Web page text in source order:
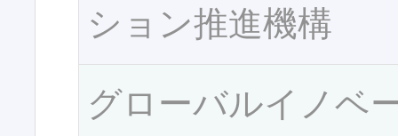
ション推進機構
グローバルイノベ